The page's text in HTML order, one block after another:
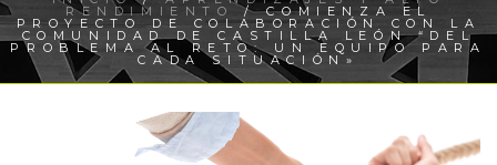
RENDIMIENTO / COMIENZA EL
PROYECTO DE COLABORACIÓN CON LA
COMUNIDAD DE CASTILLA LEÓN “DEL
PROBLEMA AL RETO: UN EQUIPO PARA
CADA SITUACIÓN»